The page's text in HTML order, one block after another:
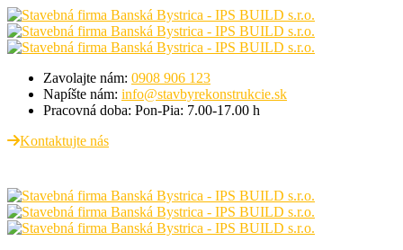
Zavolajte nám: 0908 906 123
Napíšte nám: info@stavbyrekonstrukcie.sk
Pracovná doba: Pon-Pia: 7.00-17.00 h
Kontaktujte nás